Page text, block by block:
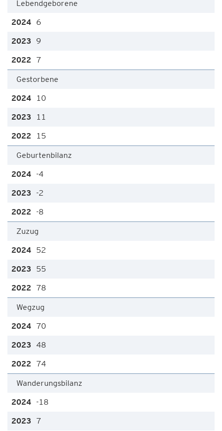
Lebendgeborene
6
9
7
Gestorbene
10
11
15
Geburtenbilanz
-4
-2
-8
Zuzug
52
55
78
Wegzug
70
48
74
Wanderungsbilanz
-18
7